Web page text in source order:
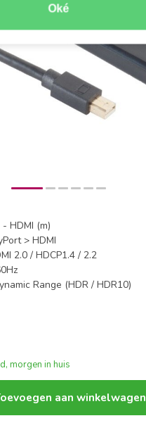
Oké
HDMI (m)
> HDMI
2.0 / HDCP1.4 / 2.2
Range (HDR / HDR10)
morgen in huis
aan winkelwagen